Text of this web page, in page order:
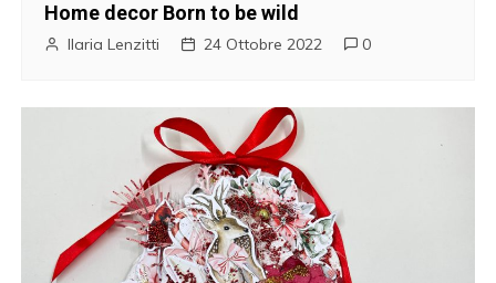
Home decor Born to be wild
Ilaria Lenzitti 24 Ottobre 2022 0